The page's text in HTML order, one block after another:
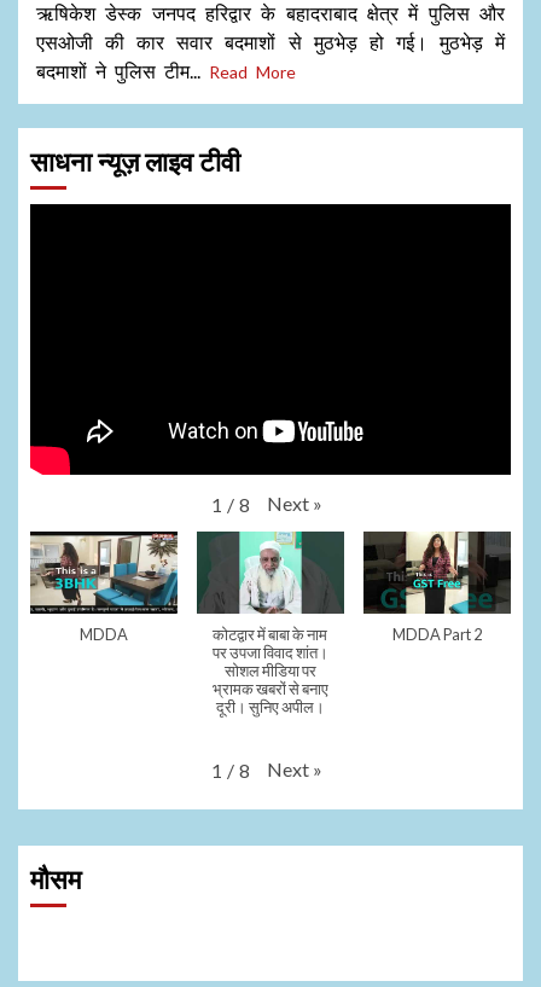
ऋषिकेश डेस्क जनपद हरिद्वार के बहादराबाद क्षेत्र में पुलिस और
एसओजी की कार सवार बदमाशों से मुठभेड़ हो गई। मुठभेड़ में
बदमाशों ने पुलिस टीम... Read More
साधना न्यूज़ लाइव टीवी
1 / 8 Next »
MDDA
कोटद्वार में बाबा के नाम
पर उपजा विवाद शांत।
सोशल मीडिया पर
भ्रामक खबरों से बनाए
दूरी। सुनिए अपील।
MDDA Part 2
1 / 8 Next »
मौसम